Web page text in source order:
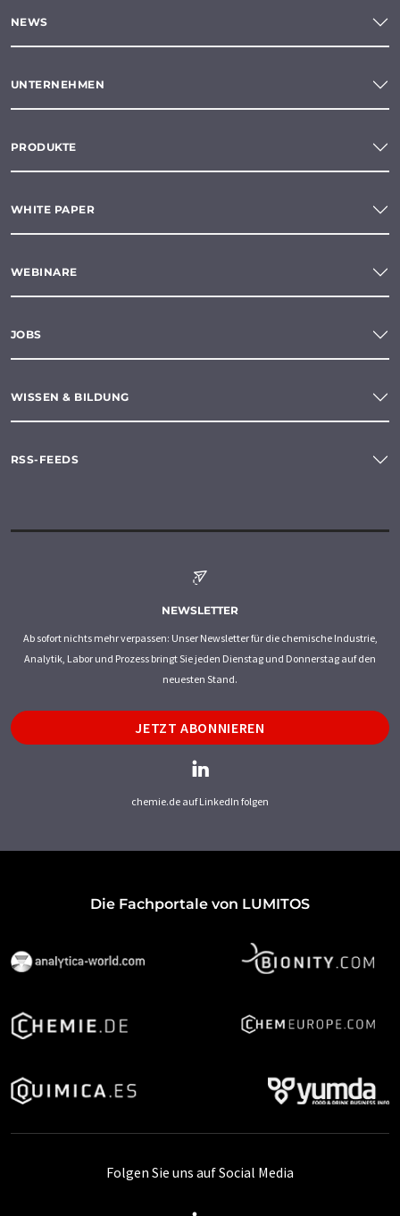
NEWS
UNTERNEHMEN
PRODUKTE
WHITE PAPER
WEBINARE
JOBS
WISSEN & BILDUNG
RSS-FEEDS
NEWSLETTER
Ab sofort nichts mehr verpassen: Unser Newsletter für die chemische Industrie,
Analytik, Labor und Prozess bringt Sie jeden Dienstag und Donnerstag auf den
neuesten Stand.
JETZT ABONNIEREN
chemie.de auf LinkedIn folgen
Die Fachportale von LUMITOS
Folgen Sie uns auf Social Media